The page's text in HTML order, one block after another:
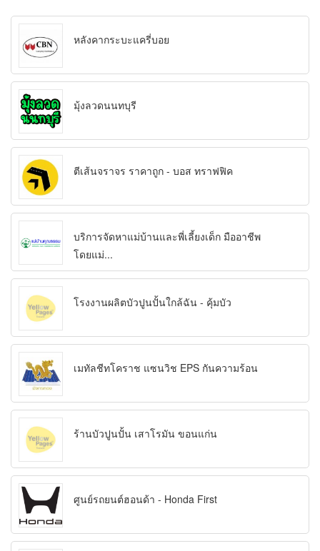
หลังคากระบะแครี่บอย
มุ้งลวดนนทบุรี
ตีเส้นจราจร ราคาถูก - บอส ทราฟฟิค
บริการจัดหาแม่บ้านและพี่เลี้ยงเด็ก มืออาชีพ
โดยแม่...
โรงงานผลิตบัวปูนปั้นใกล้ฉัน - คุ้มบัว
เมทัลชีทโคราช แซนวิช EPS กันความร้อน
ร้านบัวปูนปั้น เสาโรมัน ขอนแก่น
ศูนย์รถยนต์ฮอนด้า - Honda First